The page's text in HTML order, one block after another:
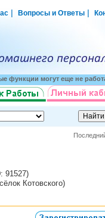
Вопросы и Ответы
функции могут еще не
91527)
Котовского)